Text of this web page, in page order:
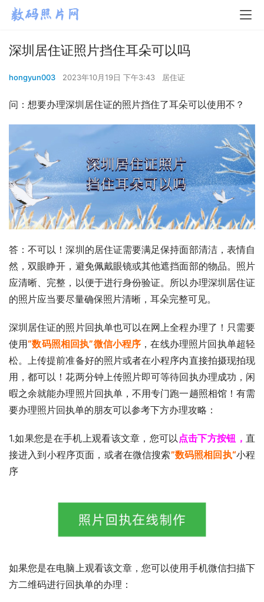
深圳居住证照片挡住耳朵可以吗
hongyun003 2023年10月19日 下午3:43 居住证
问：想要办理深圳居住证的照片挡住了耳朵可以使用不？
答：不可以！深圳的居住证需要满足保持面部清洁，表情自
然，双眼睁开，避免佩戴眼镜或其他遮挡面部的物品。照片
应清晰、完整，以便于进行身份验证。所以办理深圳居住证
的照片应当要尽量确保照片清晰，耳朵完整可见。
深圳居住证的照片回执单也可以在网上全程办理了！只需要
使用“数码照相回执”微信小程序 ，在线办理照片回执单超轻
松。上传提前准备好的照片或者在小程序内直接拍摄现拍现
用，都可以！花两分钟上传照片即可等待回执办理成功，闲
暇之余就能办理照片回执单，不用专门跑一趟照相馆！有需
要办理照片回执单的朋友可以参考下方办理攻略：
1.如果您是在手机上观看该文章，您可以 点击下方按钮，直
接进入到小程序页面，或者在微信搜索”数码照相回执“小程
序
如果您是在电脑上观看该文章，您可以使用手机微信扫描下
方二维码进行回执单的办理：